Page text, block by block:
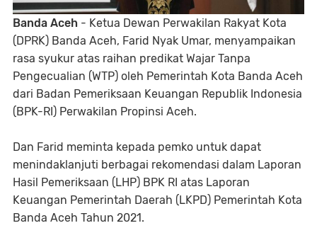
Banda Aceh - Ketua Dewan Perwakilan Rakyat Kota
(DPRK) Banda Aceh, Farid Nyak Umar, menyampaikan
rasa syukur atas raihan predikat Wajar Tanpa
Pengecualian (WTP) oleh Pemerintah Kota Banda Aceh
dari Badan Pemeriksaan Keuangan Republik Indonesia
(BPK-RI) Perwakilan Propinsi Aceh.
Dan Farid meminta kepada pemko untuk dapat
menindaklanjuti berbagai rekomendasi dalam Laporan
Hasil Pemeriksaan (LHP) BPK RI atas Laporan
Keuangan Pemerintah Daerah (LKPD) Pemerintah Kota
Banda Aceh Tahun 2021.